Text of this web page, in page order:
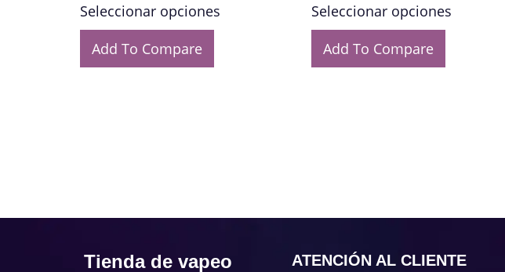
Seleccionar opciones
Add To Compare
Seleccionar opciones
Add To Compare
Tienda de vapeo
ATENCIÓN AL CLIENTE